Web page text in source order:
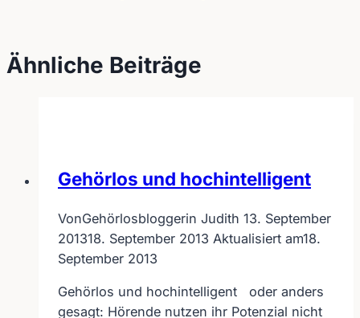
Ähnliche Beiträge
Gehörlos und hochintelligent
VonGehörlosbloggerin Judith 13. September
201318. September 2013 Aktualisiert am18.
September 2013
Gehörlos und hochintelligent oder anders
gesagt: Hörende nutzen ihr Potenzial nicht